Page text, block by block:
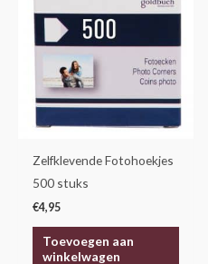
Zelfklevende Fotohoekjes
500 stuks
€4,95
Toevoegen aan
winkelwagen